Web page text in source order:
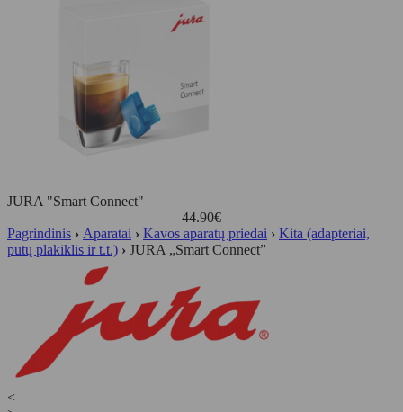
JURA "Smart Connect"
44.90€
Pagrindinis › Aparatai › Kavos aparatų priedai › Kita (adapteriai,
putų plakiklis ir t.t.) › JURA „Smart Connect”
<